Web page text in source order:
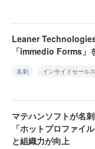
Leaner
「immedio Forms」
名刺 インサイドセールス
マテハンソフトが名
「ホットプロファ
と組織力が向上